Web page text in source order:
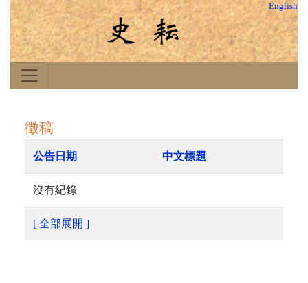
English
徵稿
公告日期 中文標題
沒有紀錄
[ 全部展開 ]